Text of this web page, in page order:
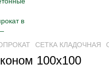
СЕТКА КЛАДОЧНАЯ
100х100